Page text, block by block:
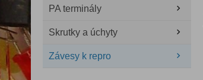
PA terminály
Skrutky a úchyty
Závesy k repro